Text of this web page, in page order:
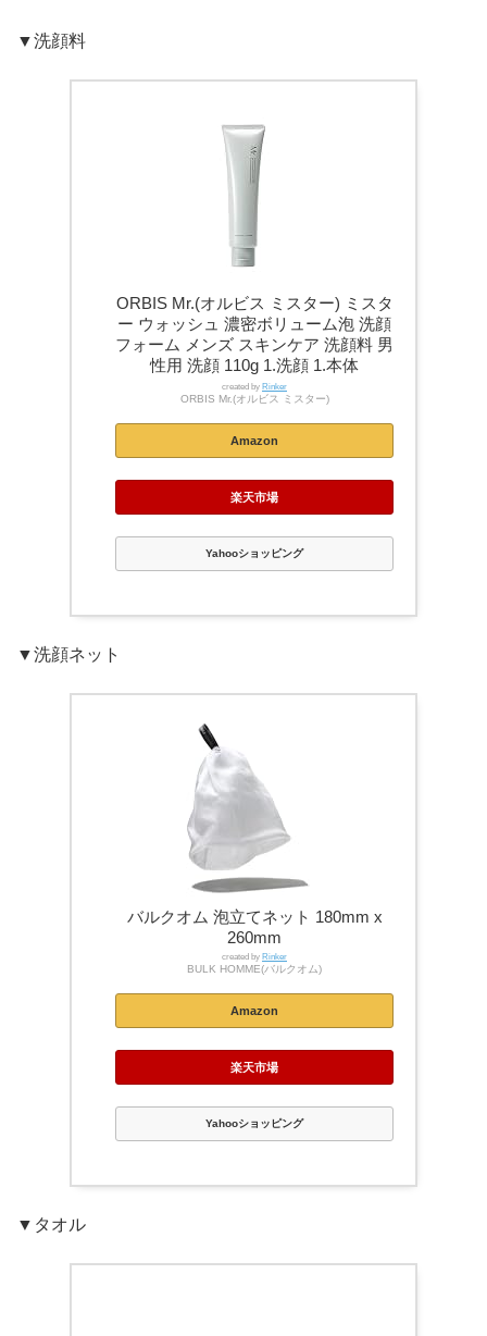
▼洗顔料
ORBIS Mr.(オルビス ミスター) ミスタ
ー ウォッシュ 濃密ボリューム泡 洗顔
フォーム メンズ スキンケア 洗顔料 男
性用 洗顔 110g 1.洗顔 1.本体
created by Rinker
ORBIS Mr.(オルビス ミスター)
Amazon
楽天市場
Yahooショッピング
▼洗顔ネット
バルクオム 泡立てネット 180mm x
260mm
created by Rinker
BULK HOMME(バルクオム)
Amazon
楽天市場
Yahooショッピング
▼タオル